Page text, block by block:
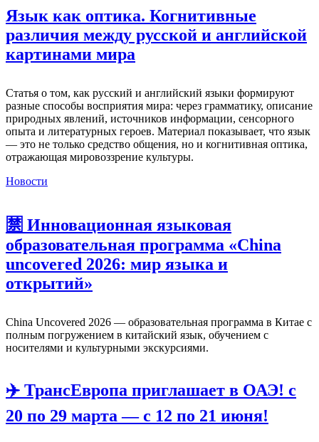
Язык как оптика. Когнитивные
различия между русской и английской
картинами мира
Статья о том, как русский и английский языки формируют
разные способы восприятия мира: через грамматику, описание
природных явлений, источников информации, сенсорного
опыта и литературных героев. Материал показывает, что язык
— это не только средство общения, но и когнитивная оптика,
отражающая мировоззрение культуры.
Новости
🈲 Инновационная языковая
образовательная программа «China
uncovered 2026: мир языка и
открытий»
China Uncovered 2026 — образовательная программа в Китае с
полным погружением в китайский язык, обучением с
носителями и культурными экскурсиями.
✈️ ТрансЕвропа приглашает в ОАЭ! с
20 по 29 марта — с 12 по 21 июня!